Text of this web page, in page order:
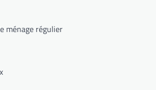
ménage régulier